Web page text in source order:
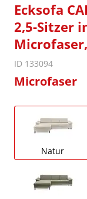
Ecksofa
2,5-Sitzer
ID 133094
Microfaser
Natur